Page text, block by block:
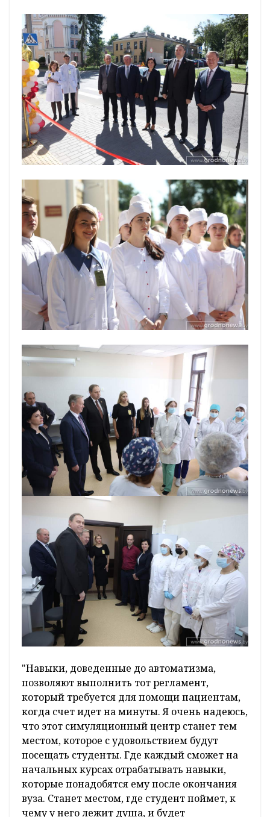
"Навыки, доведенные до автоматизма,
позволяют выполнить тот регламент,
который требуется для помощи пациентам,
когда счет идет на минуты. Я очень надеюсь,
что этот симуляционный центр станет тем
местом, которое с удовольствием будут
посещать студенты. Где каждый сможет на
начальных курсах отрабатывать навыки,
которые понадобятся ему после окончания
вуза. Станет местом, где студент поймет, к
чему у него лежит душа, и будет